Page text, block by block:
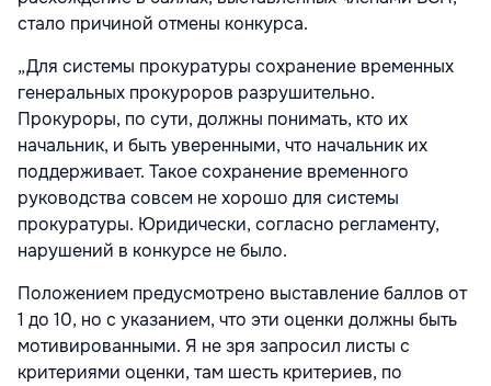
стало причиной отмены конкурса.
„Для системы прокуратуры сохранение временных
генеральных прокуроров разрушительно.
Прокуроры, по сути, должны понимать, кто их
начальник, и быть уверенными, что начальник их
поддерживает. Такое сохранение временного
руководства совсем не хорошо для системы
прокуратуры. Юридически, согласно регламенту,
нарушений в конкурсе не было.
Положением предусмотрено выставление баллов от
1 до 10, но с указанием, что эти оценки должны быть
мотивированными. Я не зря запросил листы с
критериями оценки, там шесть критериев, по